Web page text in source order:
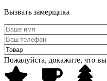
Вызвать замерщика
Пожалуйста, докажите, что